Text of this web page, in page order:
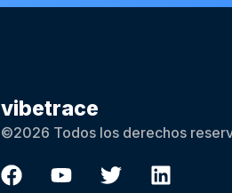
vibetrace
©2026 Todos los derechos